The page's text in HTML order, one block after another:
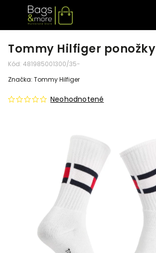
Tommy Hilfiger ponožky
Kód: 481985001300/35-
Neohodnotené
Značka: Tommy Hilfiger